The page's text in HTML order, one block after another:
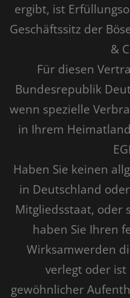
ergibt, ist
Geschäftssitz der
&
Für diesen
Bundesrepublik
wenn spezielle
in Ihrem
Haben Sie keinen
in Deutschland
Mitgliedsstaat, oder
haben Sie Ihren
Wirksamwerden
verlegt oder
gewöhnlicher